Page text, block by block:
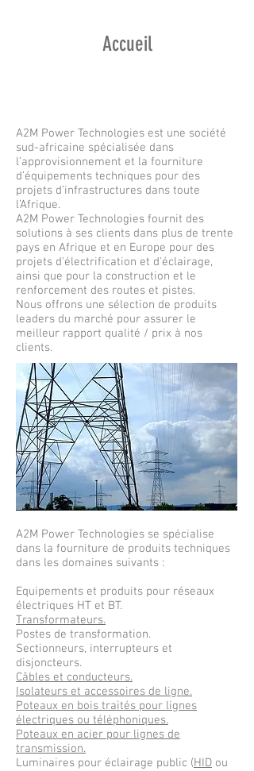
Accueil
A2M Power Technologies est une société
sud-africaine spécialisée dans
l’approvisionnement et la fourniture
d’équipements techniques pour des
projets d’infrastructures dans toute
l’Afrique.
A2M Power Technologies fournit des
solutions à ses clients dans plus de trente
pays en Afrique et en Europe pour des
projets d'électrification et d'éclairage,
ainsi que pour la construction et le
renforcement des routes et pistes.
Nous offrons une sélection de produits
leaders du marché pour assurer le
meilleur rapport qualité / prix à nos
clients.
A2M Power Technologies se spécialise
dans la fourniture de produits techniques
dans les domaines suivants :
Equipements et produits pour réseaux
électriques HT et BT.
Transformateurs.
Postes de transformation.
Sectionneurs, interrupteurs et
disjoncteurs.
Câbles et conducteurs.
Isolateurs et accessoires de ligne.
Poteaux en bois traités pour lignes
électriques ou téléphoniques.
Poteaux en acier pour lignes de
transmission.
Luminaires pour éclairage public (HID ou